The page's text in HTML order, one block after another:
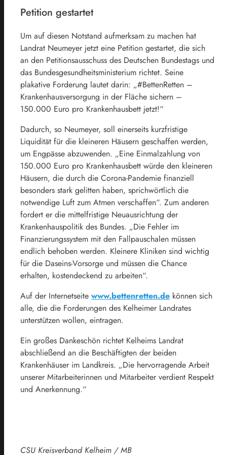
Petition gestartet
Um auf diesen Notstand aufmerksam zu machen hat
Landrat Neumeyer jetzt eine Petition gestartet, die sich
an den Petitionsausschuss des Deutschen Bundestags und
das Bundesgesundheitsministerium richtet. Seine
plakative Forderung lautet darin: „#BettenRetten –
Krankenhausversorgung in der Fläche sichern –
150.000 Euro pro Krankenhausbett jetzt!“
Dadurch, so Neumeyer, soll einerseits kurzfristige
Liquidität für die kleineren Häusern geschaffen werden,
um Engpässe abzuwenden. „Eine Einmalzahlung von
150.000 Euro pro Krankenhausbett würde den kleineren
Häusern, die durch die Corona-Pandemie finanziell
besonders stark gelitten haben, sprichwörtlich die
notwendige Luft zum Atmen verschaffen“. Zum anderen
fordert er die mittelfristige Neuausrichtung der
Krankenhauspolitik des Bundes. „Die Fehler im
Finanzierungssystem mit den Fallpauschalen müssen
endlich behoben werden. Kleinere Kliniken sind wichtig
für die Daseins-Vorsorge und müssen die Chance
erhalten, kostendeckend zu arbeiten“.
Auf der Internetseite www.bettenretten.de können sich
alle, die die Forderungen des Kelheimer Landrates
unterstützen wollen, eintragen.
Ein großes Dankeschön richtet Kelheims Landrat
abschließend an die Beschäftigten der beiden
Krankenhäuser im Landkreis. „Die hervorragende Arbeit
unserer Mitarbeiterinnen und Mitarbeiter verdient Respekt
und Anerkennung.“
CSU Kreisverband Kelheim / MB